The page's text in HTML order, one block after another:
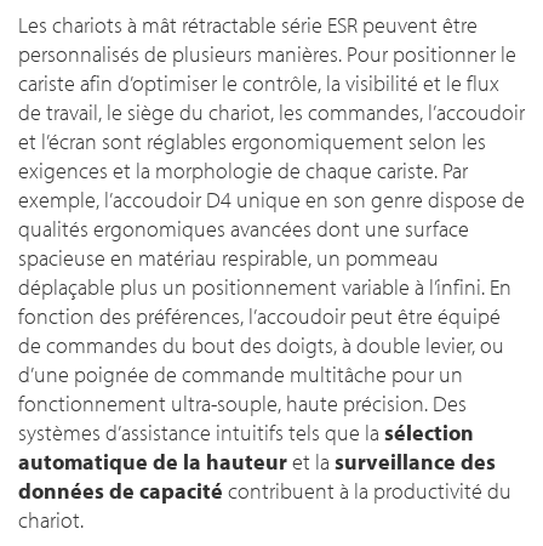
Les chariots à mât rétractable série ESR peuvent être
personnalisés de plusieurs manières. Pour positionner le
cariste afin d’optimiser le contrôle, la visibilité et le flux
de travail, le siège du chariot, les commandes, l’accoudoir
et l’écran sont réglables ergonomiquement selon les
exigences et la morphologie de chaque cariste. Par
exemple, l’accoudoir D4 unique en son genre dispose de
qualités ergonomiques avancées dont une surface
spacieuse en matériau respirable, un pommeau
déplaçable plus un positionnement variable à l’infini. En
fonction des préférences, l’accoudoir peut être équipé
de commandes du bout des doigts, à double levier, ou
d’une poignée de commande multitâche pour un
fonctionnement ultra-souple, haute précision. Des
systèmes d’assistance intuitifs tels que la sélection
automatique de la hauteuret la surveillance des
données de capacité contribuent à la productivité du
chariot.